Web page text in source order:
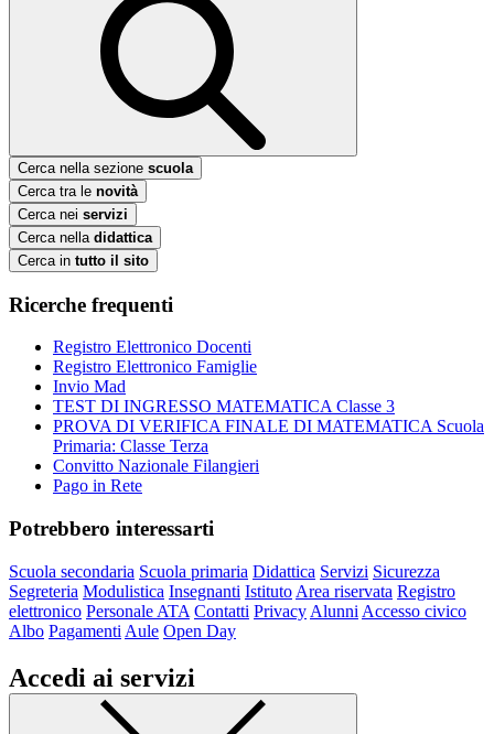
Cerca nella sezione scuola
Cerca tra le novità
Cerca nei servizi
Cerca nella didattica
Cerca in tutto il sito
Ricerche frequenti
Registro Elettronico Docenti
Registro Elettronico Famiglie
Invio Mad
TEST DI INGRESSO MATEMATICA Classe 3
PROVA DI VERIFICA FINALE DI MATEMATICA Scuola
Primaria: Classe Terza
Convitto Nazionale Filangieri
Pago in Rete
Potrebbero interessarti
Scuola secondaria Scuola primaria Didattica Servizi Sicurezza
Segreteria Modulistica Insegnanti Istituto Area riservata Registro
elettronico Personale ATA Contatti Privacy Alunni Accesso civico
Albo Pagamenti Aule Open Day
Accedi ai servizi